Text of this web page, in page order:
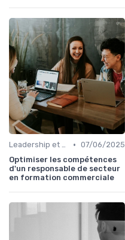
Leadership et management commercial • 07/06/2025
Optimiser les compétences
d'un responsable de secteur
en formation commerciale